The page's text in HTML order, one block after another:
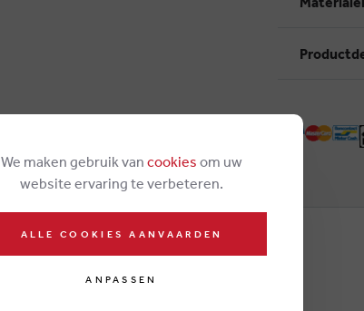
We maken gebruik van cookies om uw
website ervaring te verbeteren.
ALLE COOKIES AANVAARDEN
ANPASSEN